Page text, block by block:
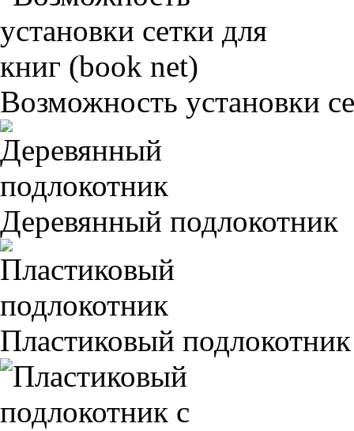
Возможность установки
Деревянный подлокотник
Пластиковый подлокотник